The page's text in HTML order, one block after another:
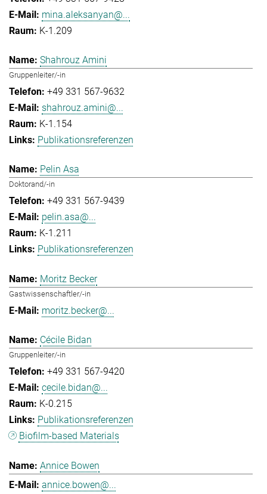
mina.aleksanyan@...
K-1.209
Shahrouz Amini
Gruppenleiter/-in
+49 331 567-9632
shahrouz.amini@...
K-1.154
Publikationsreferenzen
Pelin Asa
Doktorand/-in
+49 331 567-9439
pelin.asa@...
K-1.211
Publikationsreferenzen
Moritz Becker
Gastwissenschaftler/-in
moritz.becker@...
Cécile Bidan
Gruppenleiter/-in
+49 331 567-9420
cecile.bidan@...
K-0.215
Publikationsreferenzen
Biofilm-based Materials
Annice Bowen
annice.bowen@...